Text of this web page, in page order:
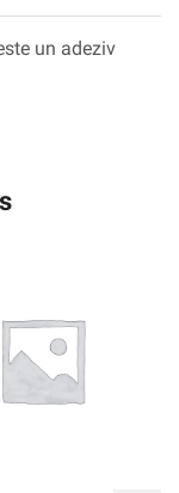
un adeziv